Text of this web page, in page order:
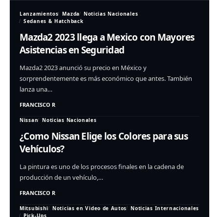
Lanzamientos Mazda
Noticias Nacionales
Sedanes & Hatchback
Mazda2 2023 llega a Mexico con Mayores
Asistencias en Seguridad
Mazda2 2023 anunció su precio en México y
sorprendentemente es más económico que antes. También
lanza una…
FRANCISCO R
Nissan Noticias Nacionales
¿Como Nissan Elige los Colores para sus
Vehículos?
La pintura es uno de los procesos finales en la cadena de
producción de un vehículo,…
FRANCISCO R
Mitsubishi Noticias en Video de Autos
Noticias Internacionales
Pick-Ups